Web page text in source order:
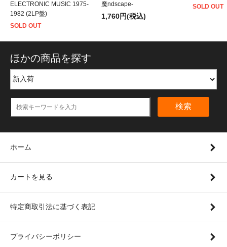
ELECTRONIC MUSIC 1975-
1982 (2LP盤)
SOLD OUT
魔ndscape-
1,760円(税込)
SOLD OUT
ほかの商品を探す
検索
ホーム
カートを見る
特定商取引法に基づく表記
プライバシーポリシー